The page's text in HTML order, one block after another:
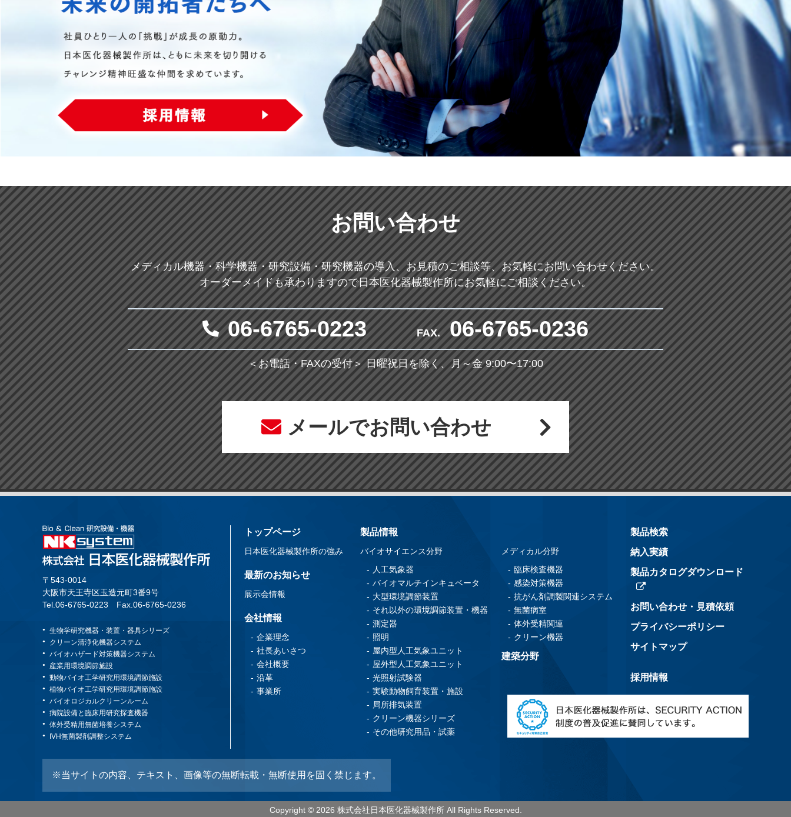
お問い合わせ
メディカル機器・科学機器・研究設備・研究機器の導入、お見積のご相談等、お気軽にお問い合わせください。
オーダーメイドも承わりますので日本医化器械製作所にお気軽にご相談ください。
06-6765-0223 FAX. 06-6765-0236
＜お電話・FAXの受付＞ 日曜祝日を除く、月～金 9:00〜17:00
メールでお問い合わせ
〒543-0014
大阪市天王寺区玉造元町3番9号
Tel.06-6765-0223
Fax.06-6765-0236
生物学研究機器・装置・器具シリーズ
クリーン清浄化機器システム
バイオハザード対策機器システム
産業用環境調節施設
動物バイオ工学研究用環境調節施設
植物バイオ工学研究用環境調節施設
バイオロジカルクリーンルーム
病院設備と臨床用研究探査機器
体外受精用無菌培養システム
IVH無菌製剤調整システム
トップページ
日本医化器械製作所の強み
最新のお知らせ
展示会情報
会社情報
企業理念
社長あいさつ
会社概要
沿革
事業所
製品情報
バイオサイエンス分野
人工気象器
バイオマルチインキュベータ
大型環境調節装置
それ以外の環境調節装置・機器
測定器
照明
屋内型人工気象ユニット
屋外型人工気象ユニット
光照射試験器
実験動物飼育装置・施設
局所排気装置
クリーン機器シリーズ
その他研究用品・試薬
メディカル分野
臨床検査機器
感染対策機器
抗がん剤調製関連システム
無菌病室
体外受精関連
クリーン機器
建築分野
製品検索
納入実績
製品カタログダウンロード
お問い合わせ・見積依頼
プライバシーポリシー
サイトマップ
採用情報
※当サイトの内容、テキスト、画像等の無断転載・無断使用を固く禁じます。
Copyright© 2026 株式会社日本医化器械製作所 All Rights Reserved.